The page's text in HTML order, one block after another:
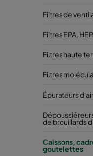
Filtres de
Filtres EPA,
Filtres haute
Filtres
Épurateurs
de brouillards
Caissons,
goutelettes